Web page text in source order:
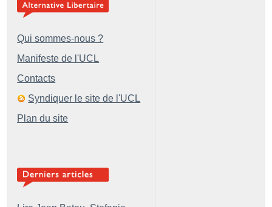
Qui sommes-nous ?
Manifeste de l'UCL
Contacts
Syndiquer le site de l'UCL
Plan du site